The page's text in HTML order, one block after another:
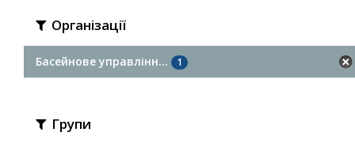
Організації
Басейнове управлінн... 1
Групи